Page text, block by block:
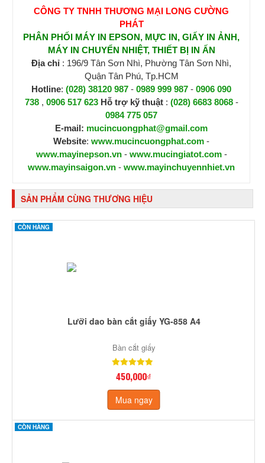
CÔNG TY TNHH THƯƠNG MẠI LONG CƯỜNG
PHÁT
PHÂN PHỐI MÁY IN EPSON, MỰC IN, GIẤY IN ẢNH,
MÁY IN CHUYỂN NHIỆT, THIẾT BỊ IN ẤN
Địa chỉ : 196/9 Tân Sơn Nhì, Phường Tân Sơn Nhì,
Quận Tân Phú, Tp.HCM
Hotline: (028) 38120 987 - 0989 999 987 - 0906 090
738, 0906 517 623 Hỗ trợ kỹ thuật : (028) 6683 8068-
0984 775 057
E-mail: mucincuongphat@gmail.com
Website: www.mucincuongphat.com -
www.mayinepson.vn- www.mucingiatot.com-
www.mayinsaigon.vn - www.mayinchuyennhiet.vn
SẢN PHẨM CÙNG THƯƠNG HIỆU
CÒN HÀNG
Lưỡi dao bàn cắt giấy YG-858 A4
Bàn cắt giấy
450,000₫
Mua ngay
CÒN HÀNG